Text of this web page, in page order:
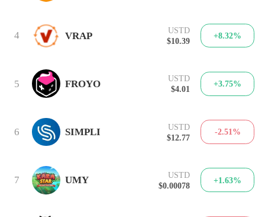
4 VRAP
USTD
$10.39
+8.32%
5 FROYO
USTD
$4.01
+3.75%
6 SIMPLI
USTD
$12.77
-2.51%
7 UMY
USTD
$0.00078
+1.63%